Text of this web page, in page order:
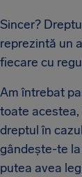
Sincer?
reprezintă un
fiecare cu
Am întrebat
toate acestea,
dreptul în
gândește-te
putea avea